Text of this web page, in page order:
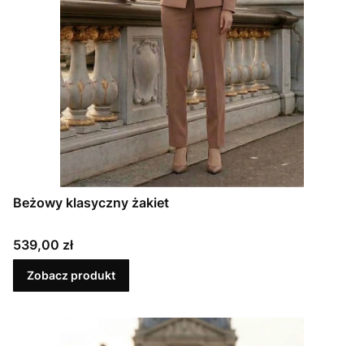
Beżowy klasyczny żakiet
Cena
539,00 zł
Zobacz produkt